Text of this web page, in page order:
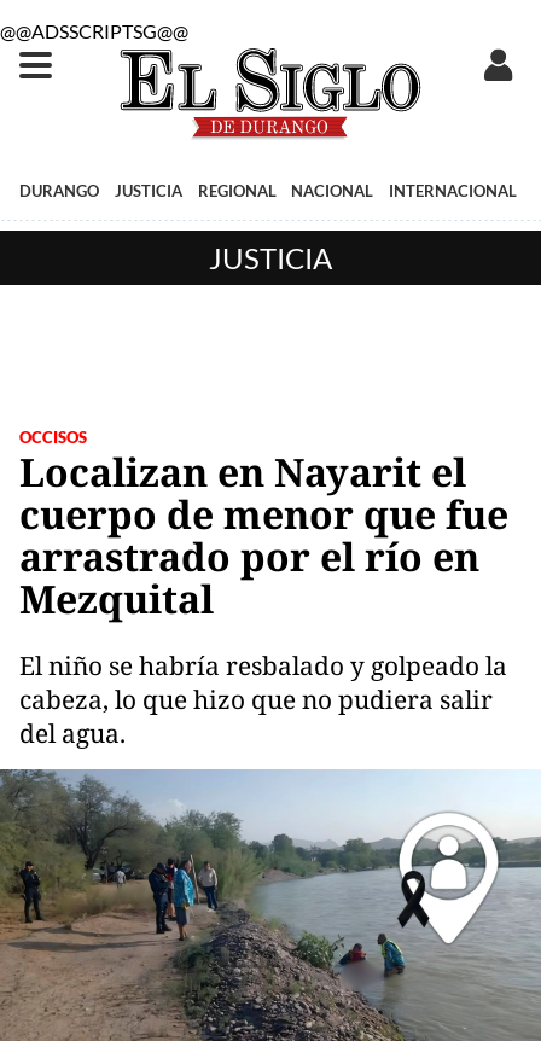
@@ADSSCRIPTSG@@
DURANGO JUSTICIA REGIONAL NACIONAL INTERNACIONAL
JUSTICIA
OCCISOS
Localizan en Nayarit el
cuerpo de menor que fue
arrastrado por el río en
Mezquital
El niño se habría resbalado y golpeado la
cabeza, lo que hizo que no pudiera salir
del agua.